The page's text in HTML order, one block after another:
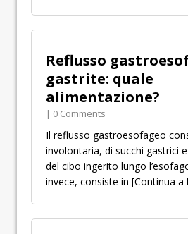
Reflusso
gastrite: quale
alimentazione?
| 0 Comments
Il reflusso gastroesofageo
involontaria, di succhi gastrici
del cibo ingerito lungo
invece, consiste in [Continua a